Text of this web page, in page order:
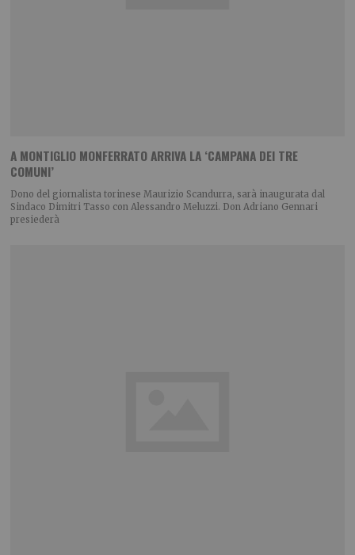
A MONTIGLIO MONFERRATO ARRIVA LA ‘CAMPANA DEI TRE
COMUNI’
Dono del giornalista torinese Maurizio Scandurra, sarà inaugurata dal
Sindaco Dimitri Tasso con Alessandro Meluzzi. Don Adriano Gennari
presiederà